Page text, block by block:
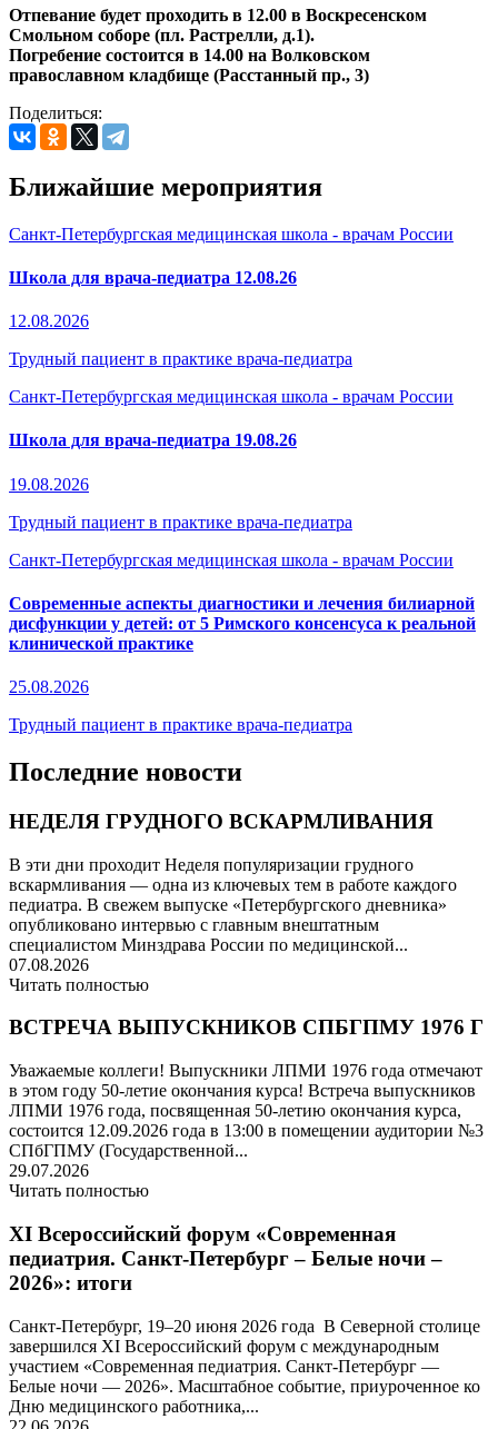
Отпевание будет проходить в 12.00 в Воскресенском
Смольном соборе (пл. Растрелли, д.1).
Погребение состоится в 14.00 на Волковском
православном кладбище (Расстанный пр., 3)
Поделиться:
Ближайшие мероприятия
Санкт-Петербургская медицинская школа - врачам России
Школа для врача-педиатра 12.08.26
12.08.2026
Трудный пациент в практике врача-педиатра
Санкт-Петербургская медицинская школа - врачам России
Школа для врача-педиатра 19.08.26
19.08.2026
Трудный пациент в практике врача-педиатра
Санкт-Петербургская медицинская школа - врачам России
Современные аспекты диагностики и лечения билиарной
дисфункции у детей: от 5 Римского консенсуса к реальной
клинической практике
25.08.2026
Трудный пациент в практике врача-педиатра
Последние новости
НЕДЕЛЯ ГРУДНОГО ВСКАРМЛИВАНИЯ
В эти дни проходит Неделя популяризации грудного
вскармливания — одна из ключевых тем в работе каждого
педиатра. В свежем выпуске «Петербургского дневника»
опубликовано интервью с главным внештатным
специалистом Минздрава России по медицинской...
07.08.2026
Читать полностью
ВСТРЕЧА ВЫПУСКНИКОВ СПБГПМУ 1976 Г
Уважаемые коллеги! Выпускники ЛПМИ 1976 года отмечают
в этом году 50-летие окончания курса! Встреча выпускников
ЛПМИ 1976 года, посвященная 50-летию окончания курса,
состоится 12.09.2026 года в 13:00 в помещении аудитории №3
СПбГПМУ (Государственной...
29.07.2026
Читать полностью
XI Всероссийский форум «Современная
педиатрия. Санкт-Петербург – Белые ночи –
2026»: итоги
Санкт-Петербург, 19–20 июня 2026 года В Северной столице
завершился XI Всероссийский форум с международным
участием «Современная педиатрия. Санкт-Петербург —
Белые ночи — 2026». Масштабное событие, приуроченное ко
Дню медицинского работника,...